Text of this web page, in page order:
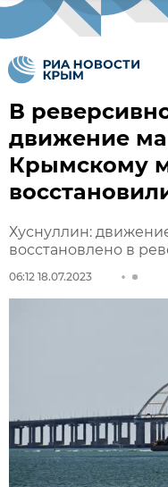
В
движение
Крымскому
Хуснуллин:
восстановлено в
06:12 18.07.2023